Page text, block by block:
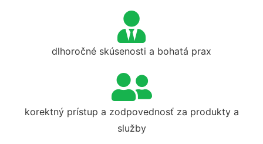
dlhoročné skúsenosti a bohatá prax
korektný prístup a zodpovednosť za produkty a
služby